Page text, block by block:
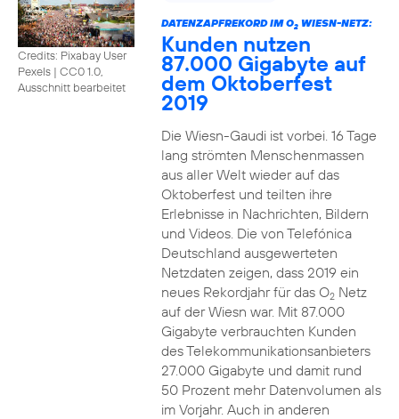
Credits: Pixabay User
Pexels | CC0 1.0,
Ausschnitt bearbeitet
DATENZAPFREKORD IM O2WIESN-NETZ:
Kunden nutzen
87.000 Gigabyte auf
dem Oktoberfest
2019
Die Wiesn-Gaudi ist vorbei. 16 Tage
lang strömten Menschenmassen
aus aller Welt wieder auf das
Oktoberfest und teilten ihre
Erlebnisse in Nachrichten, Bildern
und Videos. Die von Telefónica
Deutschland ausgewerteten
Netzdaten zeigen, dass 2019 ein
neues Rekordjahr für das O2Netz
auf der Wiesn war. Mit 87.000
Gigabyte verbrauchten Kunden
des Telekommunikationsanbieters
27.000 Gigabyte und damit rund
50 Prozent mehr Datenvolumen als
im Vorjahr. Auch in anderen